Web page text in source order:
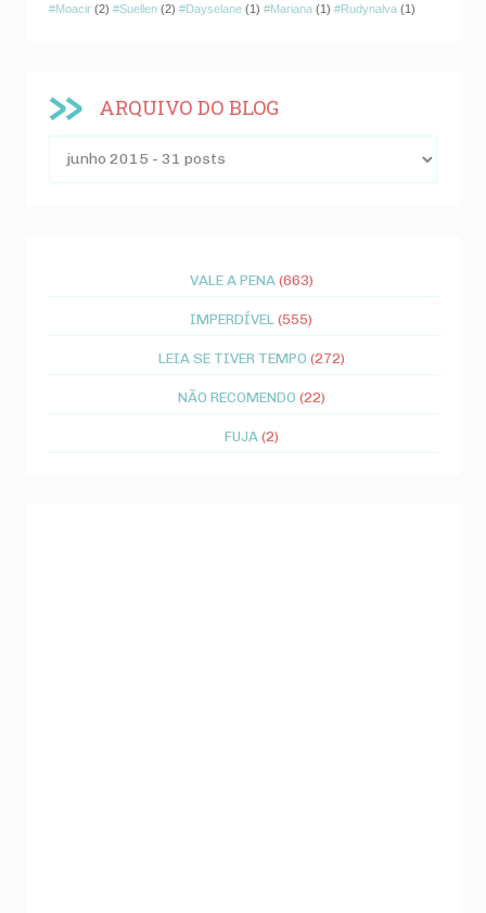
#Moacir (2) #Suellen (2) #Dayselane (1) #Mariana (1) #Rudynalva (1)
ARQUIVO DO BLOG
VALE A PENA (663)
IMPERDÍVEL (555)
LEIA SE TIVER TEMPO (272)
NÃO RECOMENDO (22)
FUJA (2)